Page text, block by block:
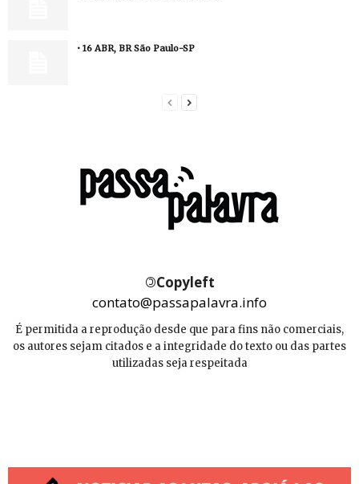
• 16 ABR, BR São Paulo-SP
©Copyleft
contato@passapalavra.info
É permitida a reprodução desde que para fins não comerciais,
os autores sejam citados e a integridade do texto ou das partes
utilizadas seja respeitada